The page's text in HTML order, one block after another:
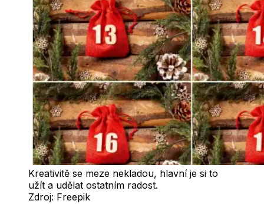
Kreativitě se meze nekladou, hlavní je si to
užít a udělat ostatním radost.
Zdroj: Freepik